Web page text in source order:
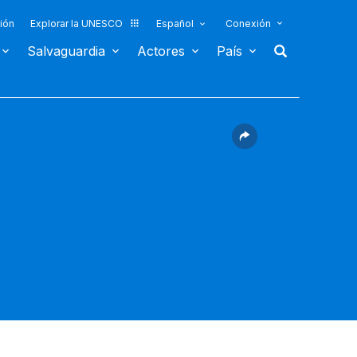
Explorar la UNESCO Español Conexión
Salvaguardia Actores País